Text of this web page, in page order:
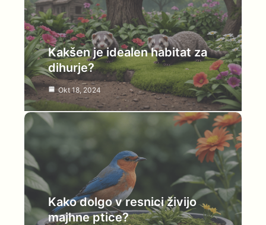
Kakšen je idealen habitat za
dihurje?
Okt 18, 2024
Kako dolgo v resnici živijo
majhne ptice?